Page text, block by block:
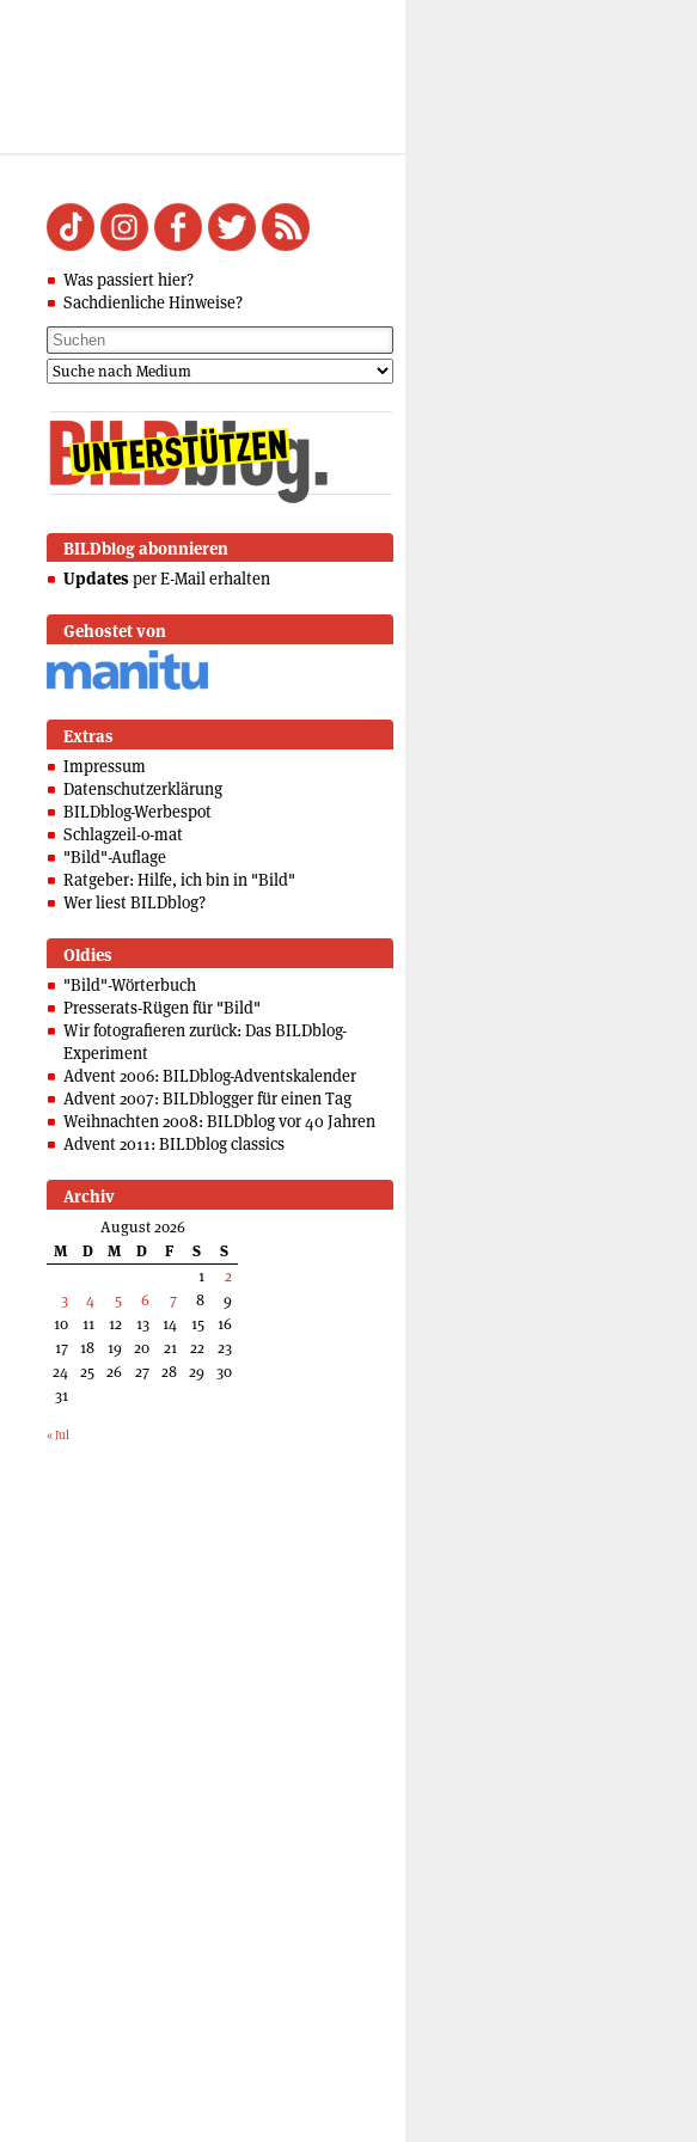
Was passiert hier?
Sachdienliche Hinweise?
BILDblog abonnieren
Updates per E-Mail erhalten
Gehostet von
Extras
Impressum
Datenschutzerklärung
BILDblog-Werbespot
Schlagzeil-o-mat
"Bild"-Auflage
Ratgeber: Hilfe, ich bin in "Bild"
Wer liest BILDblog?
Oldies
"Bild"-Wörterbuch
Presserats-Rügen für "Bild"
Wir fotografieren zurück: Das BILDblog-
Experiment
Advent 2006: BILDblog-Adventskalender
Advent 2007: BILDblogger für einen Tag
Weihnachten 2008: BILDblog vor 40 Jahren
Advent 2011: BILDblog classics
Archiv
August 2026
M
D M D F S
S
1
2
3
4 5 6 7 8
9
10
11 12 13 14 15
16
17 18 19 20 21 22
23
24 25 26 27 28 29 30
31
« Jul